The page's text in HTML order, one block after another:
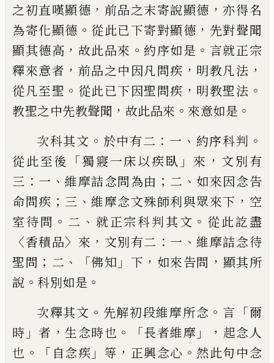
之初直嘆顯德 ， 前品之末寄說顯德 ，亦得名
為寄化顯德 。 從此已下寄對顯德 ， 先對聲聞
顯其德高 ， 故此品來 。 約序如是 。 言就正宗
釋來意者 ， 前品之中因凡問疾 ， 明教凡法 ，
從凡至聖 。 從此已下因聖問疾 ， 明教聖法 。
教聖之中先教聲聞 ， 故此品來 。 來意如是 。
次科其文 。 於中有二 ： 一 、 約序科判 。
從此至後 「獨寢一床以疾臥 」 來 ， 文別有
三 ： 一 、維摩詰念問為由 ； 二 、 如來因念告
命問疾 ； 三 、維摩念文殊師利與眾來下 ， 空
室待問 。 二 、 就正宗科判其文 。 從此訖盡
〈香積品〉 來 ， 文別有二 ： 一 、維摩詰念待
聖問 ； 二 、「佛知 」 下 ， 如來告問 ， 顯其所
說 。 科別如是 。
次釋其文 。 先解初段維摩所念 。 言 「爾
時 」者 ，生念時也 。「長者維摩 」， 起念人
也 。「 自念疾 」 等 ， 正興念心 。 然此句中念